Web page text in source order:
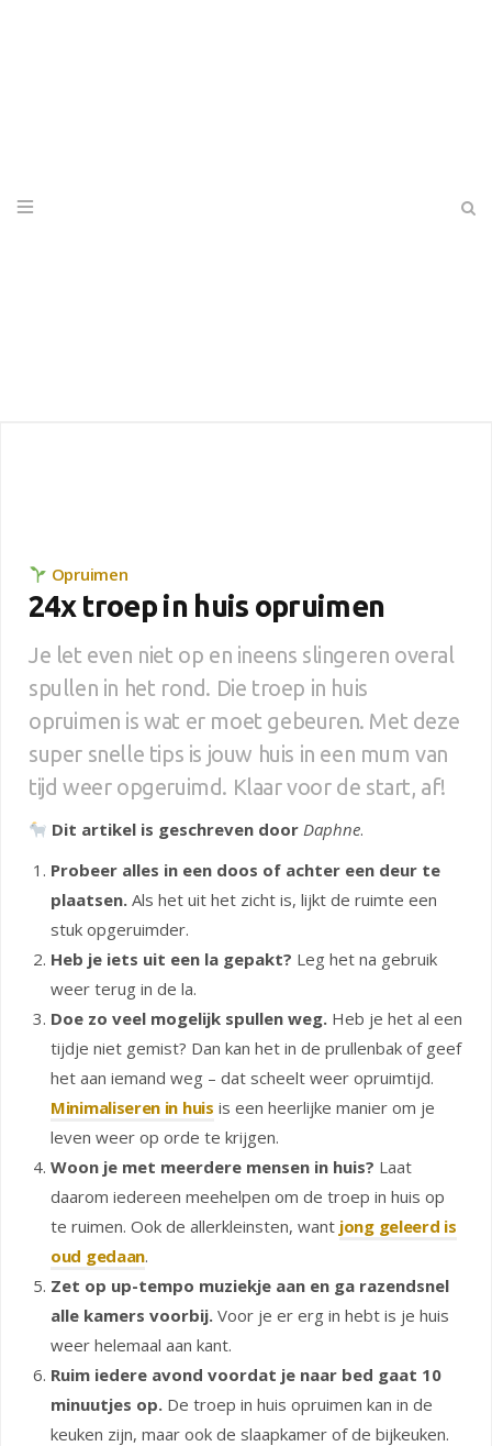
Opruimen
24x troep in huis opruimen
Je let even niet op en ineens slingeren overal
spullen in het rond. Die troep in huis
opruimen is wat er moet gebeuren. Met deze
super snelle tips is jouw huis in een mum van
tijd weer opgeruimd. Klaar voor de start, af!
Dit artikel is geschreven door Daphne.
Probeer alles in een doos of achter een deur te
plaatsen. Als het uit het zicht is, lijkt de ruimte een
stuk opgeruimder.
Heb je iets uit een la gepakt? Leg het na gebruik
weer terug in de la.
Doe zo veel mogelijk spullen weg. Heb je het al een
tijdje niet gemist? Dan kan het in de prullenbak of geef
het aan iemand weg – dat scheelt weer opruimtijd.
Minimaliseren in huis is een heerlijke manier om je
leven weer op orde te krijgen.
Woon je met meerdere mensen in huis? Laat
daarom iedereen meehelpen om de troep in huis op
te ruimen. Ook de allerkleinsten, want jong geleerd is
oud gedaan.
Zet op up-tempo muziekje aan en ga razendsnel
alle kamers voorbij. Voor je er erg in hebt is je huis
weer helemaal aan kant.
Ruim iedere avond voordat je naar bed gaat 10
minuutjes op. De troep in huis opruimen kan in de
keuken zijn, maar ook de slaapkamer of de bijkeuken.